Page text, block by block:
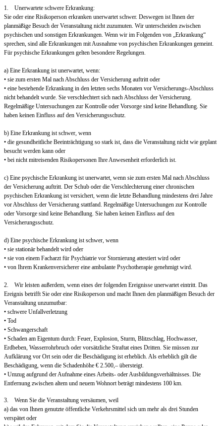
1. Unerwartete schwere Erkrankung:
Sie oder eine Risikoperson erkranken unerwartet schwer. Deswegen ist Ihnen der
planmäßige Besuch der Veranstaltung nicht zuzumuten. Wir unterscheiden zwischen
psychischen und sonstigen Erkrankungen. Wenn wir im Folgenden von „Erkrankung“
sprechen, sind alle Erkrankungen mit Ausnahme von psychischen Erkrankungen gemeint.
Für psychische Erkrankungen gelten besondere Regelungen.
a) Eine Erkrankung ist unerwartet, wenn:
• sie zum ersten Mal nach Abschluss der Versicherung auftritt oder
• eine bestehende Erkrankung in den letzten sechs Monaten vor Versicherungs-Abschluss
nicht behandelt wurde. Sie verschlechtert sich nach Abschluss der Versicherung.
Regelmäßige Untersuchungen zur Kontrolle oder Vorsorge sind keine Behandlung. Sie
haben keinen Einfluss auf den Versicherungsschutz.
b) Eine Erkrankung ist schwer, wenn
• die gesundheitliche Beeinträchtigung so stark ist, dass die Veranstaltung nicht wie geplant
besucht werden kann oder
• bei nicht mitreisenden Risikopersonen Ihre Anwesenheit erforderlich ist.
c) Eine psychische Erkrankung ist unerwartet, wenn sie zum ersten Mal nach Abschluss
der Versicherung auftritt. Der Schub oder die Verschlechterung einer chronischen
psychischen Erkrankung ist versichert, wenn die letzte Behandlung mindestens drei Jahre
vor Abschluss der Versicherung stattfand. Regelmäßige Untersuchungen zur Kontrolle
oder Vorsorge sind keine Behandlung. Sie haben keinen Einfluss auf den
Versicherungsschutz.
d) Eine psychische Erkrankung ist schwer, wenn
• sie stationär behandelt wird oder
• sie von einem Facharzt für Psychiatrie vor Stornierung attestiert wird oder
• von Ihrem Krankenversicherer eine ambulante Psychotherapie genehmigt wird.
2. Wir leisten außerdem, wenn eines der folgenden Ereignisse unerwartet eintritt. Das
Ereignis betrifft Sie oder eine Risikoperson und macht Ihnen den planmäßigen Besuch der
Veranstaltung unzumutbar:
• schwere Unfallverletzung
• Tod
• Schwangerschaft
• Schaden am Eigentum durch: Feuer, Explosion, Sturm, Blitzschlag, Hochwasser,
Erdbeben, Wasserrohrbruch oder vorsätzliche Straftat eines Dritten. Sie müssen zur
Aufklärung vor Ort sein oder die Beschädigung ist erheblich. Als erheblich gilt die
Beschädigung, wenn die Schadenhöhe € 2.500,– übersteigt.
• Umzug aufgrund der Aufnahme eines Arbeits- oder Ausbildungsverhältnisses. Die
Entfernung zwischen altem und neuem Wohnort beträgt mindestens 100 km.
3. Wenn Sie die Veranstaltung versäumen, weil
a) das von Ihnen genutzte öffentliche Verkehrsmittel sich um mehr als drei Stunden
verspätet oder